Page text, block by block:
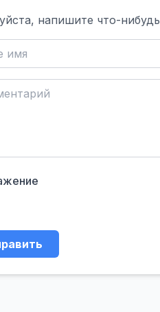
напишите что-нибудь